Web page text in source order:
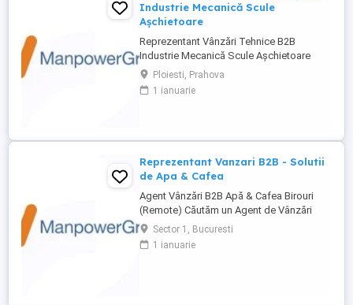
Industrie Mecanică Scule
Așchietoare
Reprezentant Vânzări Tehnice B2B
Industrie Mecanică Scule Așchietoare
Companie specializată în importul și
distribuția de scule așchietoare și
echipamente industriale din Europa,
Reprezentanți de Vânzări Tehnice pentru
Ploiesti, Prahova
1 ianuarie
Reprezentant Vanzari B2B - Solutii
de Apa & Cafea
Agent Vânzări B2B Apă & Cafea Birouri
(Remote) Căutăm un Agent de Vânzări
B2B motivat, orientat spre rezultate, pentru
promovarea soluțiilor de apă și cafea
dedicate mediului office. Zonă
Sector 1, Bucuresti
1 ianuarie